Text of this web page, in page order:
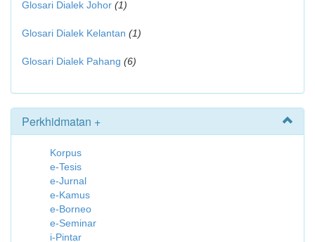
Glosari Dialek Johor (1)
Glosari Dialek Kelantan (1)
Glosari Dialek Pahang (6)
Perkhidmatan +
Korpus
e-Tesis
e-Jurnal
e-Kamus
e-Borneo
e-Seminar
i-Pintar